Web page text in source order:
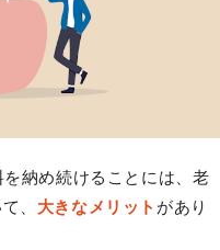
納め続けることには、老
、 大きなメリット があり